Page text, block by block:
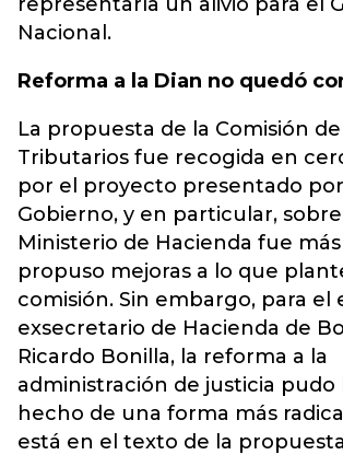
Nacional.
Reforma a la Dian no quedó
La propuesta de la Comisión
Tributarios fue recogida en
por el proyecto presentado por
Gobierno, y en particular, sobre
Ministerio de Hacienda fue
propuso mejoras a lo que
comisión. Sin embargo, para el
exsecretario de Hacienda de
Ricardo Bonilla, la reforma a la
administración de justicia pudo
hecho de una forma más
está en el texto de la